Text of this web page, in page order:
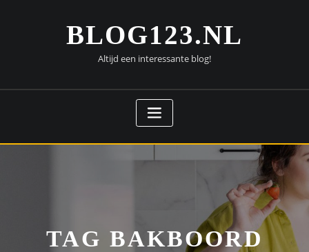
BLOG123.NL
Altijd een interessante blog!
TAG BAKBOORD